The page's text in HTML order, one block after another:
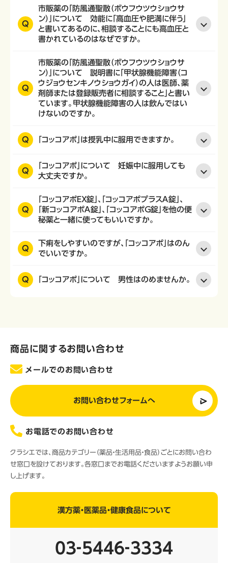
Q
市販薬の「防風通聖散（ボウフウツウショウサ
ン）」について 効能に「高血圧や肥満に伴う」
と書いてあるのに、相談することにも高血圧と
書かれているのはなぜですか。
Q
市販薬の「防風通聖散（ボウフウツウショウサ
ン）」について 説明書に「甲状腺機能障害（コ
ウジョウセンキノウショウガイ）の人は医師、薬
剤師または登録販売者に相談すること」と書い
ています。甲状腺機能障害の人は飲んではい
けないのですか。
Q 「コッコアポ」は授乳中に服用できますか。
Q
「コッコアポ」について 妊娠中に服用しても
大丈夫ですか。
Q
「コッコアポＥＸ錠」、「コッコアポプラスＡ錠」、
「新コッコアポＡ錠」、「コッコアポＧ錠」を他の便
秘薬と一緒に使ってもいいですか。
Q
下痢をしやすいのですが、「コッコアポ」はのん
でいいですか。
Q 「コッコアポ」について 男性はのめませんか。
商品に関するお問い合わせ
メールでのお問い合わせ
お問い合わせフォームへ
お電話でのお問い合わせ
クラシエでは、商品カテゴリー（薬品・生活用品・食品）ごとにお問い合わ
せ窓口を設けております。各窓口までお電話くださいますようお願い申
し上げます。
漢方薬・医薬品・健康食品について
03‐5446‐3334